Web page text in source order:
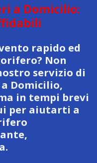
a Domicilio:
rapido ed
Non
servizio di
Domicilio,
in tempi brevi
per aiutarti a